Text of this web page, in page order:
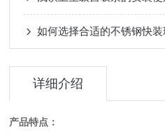
详细介绍
产品特点：